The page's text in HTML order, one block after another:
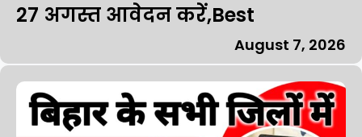
27 अगस्त आवेदन करें,Best
August 7, 2026